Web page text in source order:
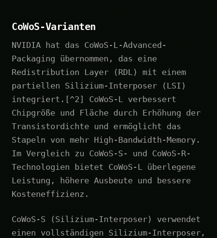
CoWoS-Varianten
NVIDIA hat das CoWoS-L-Advanced-
Packaging übernommen, das eine
Redistribution Layer (RDL) mit einem
partiellen Silizium-Interposer (LSI)
integriert.[^2] CoWoS-L verbessert
Chipgröße und Fläche durch Erhöhung der
Transistordichte und ermöglicht das
Stapeln von mehr High-Bandwidth-Memory.
Im Vergleich zu CoWoS-S- und CoWoS-R-
Technologien bietet CoWoS-L überlegene
Leistung, höhere Ausbeute und bessere
Kosteneffizienz.
CoWoS-S (Silizium-Interposer) verwendet
einen vollständigen Silizium-Interposer,